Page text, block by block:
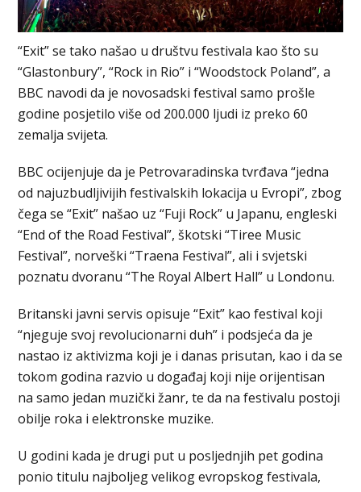
“Exit” se tako našao u društvu festivala kao što su
“Glastonbury”, “Rock in Rio” i “Woodstock Poland”, a
BBC navodi da je novosadski festival samo prošle
godine posjetilo više od 200.000 ljudi iz preko 60
zemalja svijeta.
BBC ocijenjuje da je Petrovaradinska tvrđava “jedna
od najuzbudljivijih festivalskih lokacija u Evropi”, zbog
čega se “Exit” našao uz “Fuji Rock” u Japanu, engleski
“End of the Road Festival”, škotski “Tiree Music
Festival”, norveški “Traena Festival”, ali i svjetski
poznatu dvoranu “The Royal Albert Hall” u Londonu.
Britanski javni servis opisuje “Exit” kao festival koji
“njeguje svoj revolucionarni duh” i podsjeća da je
nastao iz aktivizma koji je i danas prisutan, kao i da se
tokom godina razvio u događaj koji nije orijentisan
na samo jedan muzički žanr, te da na festivalu postoji
obilje roka i elektronske muzike.
U godini kada je drugi put u posljednjih pet godina
ponio titulu najboljeg velikog evropskog festivala,